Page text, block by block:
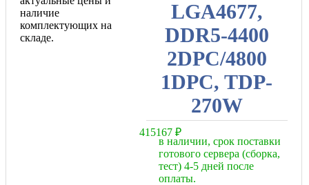
LGA4677,
DDR5-4400
2DPC/4800
1DPC, TDP-
270W
415167 ₽
в наличии, срок поставки
готового сервера (сборка,
тест) 4-5 дней после
оплаты.
наличие
комплектующих на
складе.